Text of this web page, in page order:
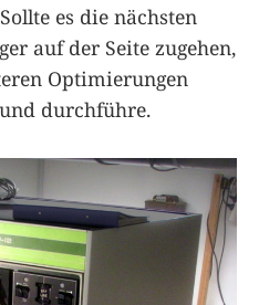
es die nächsten
auf der Seite zugehen,
Optimierungen
durchführe.